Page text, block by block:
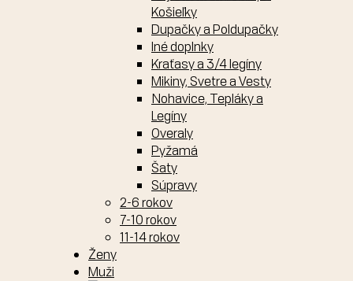
Košieľky
Dupačky a Poldupačky
Iné doplnky
Kraťasy a 3/4 legíny
Mikiny, Svetre a Vesty
Nohavice, Tepláky a
Legíny
Overaly
Pyžamá
Šaty
Súpravy
2-6 rokov
7-10 rokov
11-14 rokov
Ženy
Muži